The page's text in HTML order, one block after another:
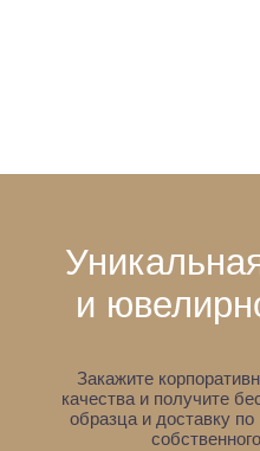
и
Закажите
качества и получите
образца и доставку